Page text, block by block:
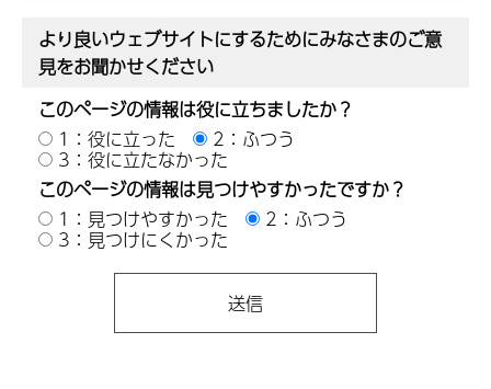
より良いウェブサイトにするためにみなさまのご意
見をお聞かせください
このページの情報は役に立ちましたか？
1：役に立った
2：ふつう
3：役に立たなかった
このページの情報は見つけやすかったですか？
1：見つけやすかった
2：ふつう
3：見つけにくかった